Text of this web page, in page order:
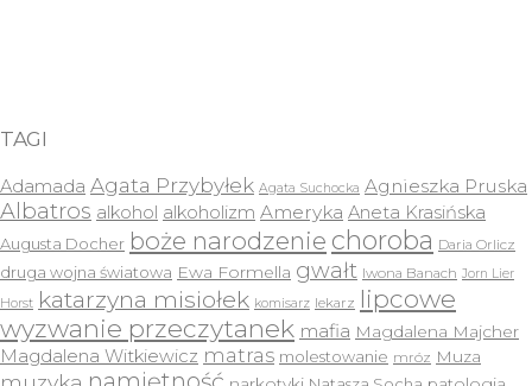
TAGI
Adamada Agata Przybyłek Agata Suchocka Agnieszka Pruska
Albatros alkohol alkoholizm Ameryka Aneta Krasińska
Augusta Docher boże narodzenie choroba Daria Orlicz
druga wojna światowa Ewa Formella gwałt Iwona Banach Jorn Lier
Horst katarzyna misiołek komisarz lekarz lipcowe
wyzwanie przeczytanek mafia Magdalena Majcher
Magdalena Witkiewicz matras molestowanie mróz Muza